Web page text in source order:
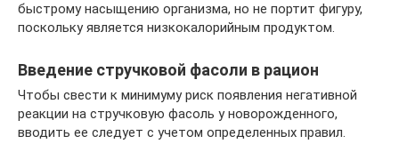
быстрому насыщению организма, но не портит фигуру,
поскольку является низкокалорийным продуктом.
Введение стручковой фасоли в рацион
Чтобы свести к минимуму риск появления негативной
реакции на стручковую фасоль у новорожденного,
вводить ее следует с учетом определенных правил.